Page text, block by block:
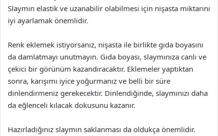
Slaymın elastik ve uzanabilir olabilmesi için nişasta miktarını
iyi ayarlamak önemlidir.
Renk eklemek istiyorsanız, nişasta ile birlikte gıda boyasını
da damlatmayı unutmayın. Gıda boyası, slaymınıza canlı ve
çekici bir görünüm kazandıracaktır. Eklemeler yaptıktan
sonra, karışımı iyice yoğurmanız ve belli bir süre
dinlendirmeniz gerekecektir. Dinlendiğinde, slaymınızı daha
da eğlenceli kılacak dokusunu kazanır.
Hazırladığınız slaymın saklanması da oldukça önemlidir.